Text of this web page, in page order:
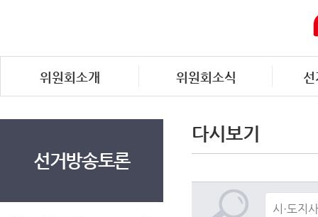
위원회소개 위원회소식
선거방송토론
다시보기